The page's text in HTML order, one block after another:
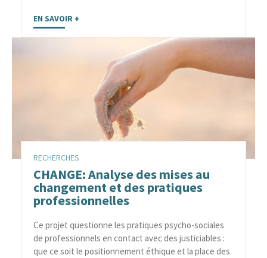
EN SAVOIR +
RECHERCHES
CHANGE: Analyse des mises au
changement et des pratiques
professionnelles
Ce projet questionne les pratiques psycho-sociales
de professionnels en contact avec des justiciables :
que ce soit le positionnement éthique et la place des